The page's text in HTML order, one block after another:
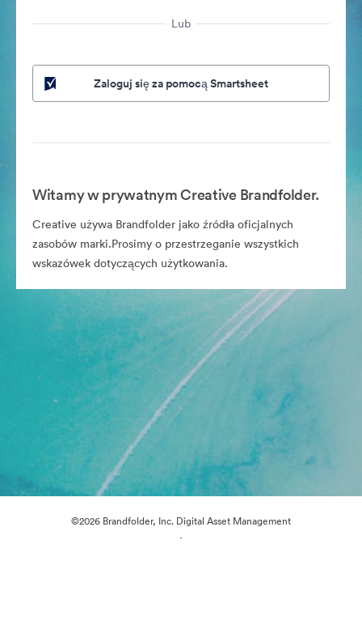
Lub
Zaloguj się za pomocą Smartsheet
Witamy w prywatnym Creative Brandfolder.
Creative używa Brandfolder jako źródła oficjalnych
zasobów marki.Prosimy o przestrzeganie wszystkich
wskazówek dotyczących użytkowania.
©2026 Brandfolder, Inc. Digital Asset Management
·